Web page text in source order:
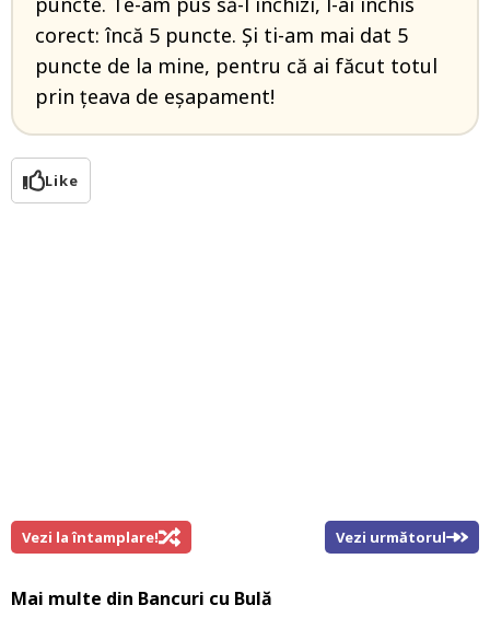
corect: încă 5 puncte. Şi ti-am mai dat 5
puncte de la mine, pentru că ai făcut totul
prin ţeava de eşapament!
Like
Vezi la întamplare! Vezi următorul
Mai multe din Bancuri cu Bulă